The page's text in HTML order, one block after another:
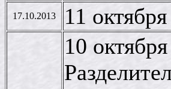
17.10.2013 11
10